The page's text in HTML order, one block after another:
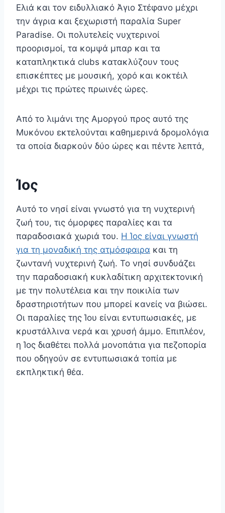
Ελιά και τον ειδυλλιακό Άγιο Στέφανο μέχρι
την άγρια και ξεχωριστή παραλία Super
Paradise. Οι πολυτελείς νυχτερινοί
προορισμοί, τα κομψά μπαρ και τα
καταπληκτικά clubs κατακλύζουν τους
επισκέπτες με μουσική, χορό και κοκτέιλ
μέχρι τις πρώτες πρωινές ώρες.
Από το λιμάνι της Αμοργού προς αυτό της
Μυκόνου εκτελούνται καθημερινά δρομολόγια
τα οποία διαρκούν δύο ώρες και πέντε λεπτά,
Ίος
Αυτό το νησί είναι γνωστό για τη νυχτερινή
ζωή του, τις όμορφες παραλίες και τα
παραδοσιακά χωριά του. Η Ίος είναι γνωστή
για τη μοναδική της ατμόσφαιρα και τη
ζωντανή νυχτερινή ζωή. Το νησί συνδυάζει
την παραδοσιακή κυκλαδίτικη αρχιτεκτονική
με την πολυτέλεια και την ποικιλία των
δραστηριοτήτων που μπορεί κανείς να βιώσει.
Οι παραλίες της Ίου είναι εντυπωσιακές, με
κρυστάλλινα νερά και χρυσή άμμο. Επιπλέον,
η Ίος διαθέτει πολλά μονοπάτια για πεζοπορία
που οδηγούν σε εντυπωσιακά τοπία με
εκπληκτική θέα.